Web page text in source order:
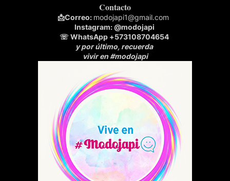
Contacto
📩Correo: modojapi1@gmail.com
Instagram:@modojapi
☏ WhatsApp +573108704654
y por último, recuerda
vivir en #modojapi